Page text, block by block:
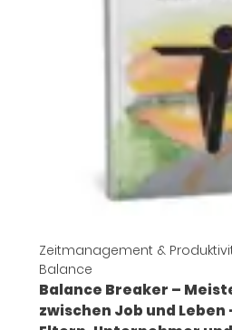
Zeitmanagement &
Balance
Balance Breaker –
zwischen Job und